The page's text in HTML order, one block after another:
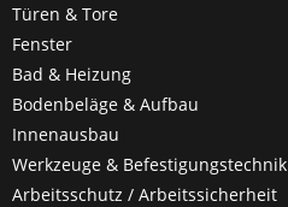
Türen & Tore
Fenster
Bad & Heizung
Bodenbeläge & Aufbau
Innenausbau
Werkzeuge & Befestigungstechnik
Arbeitsschutz / Arbeitssicherheit